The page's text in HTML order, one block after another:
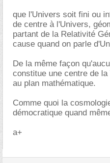
que l'Univers soit fini ou
de centre à l'Univers,
partant de la Relativité
cause quand on parle
De la même façon
constitue une centre de
au plan mathématique.
Comme quoi la
démocratique quand
a+